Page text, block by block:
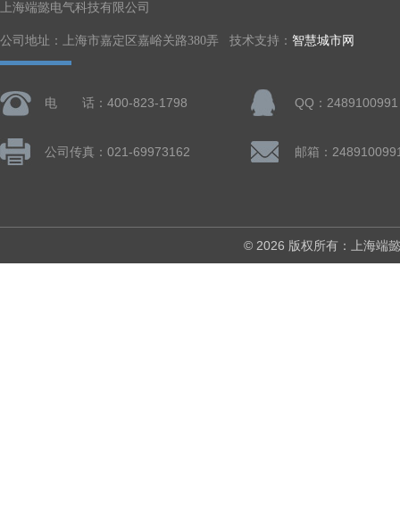
上海端懿电气科技有限公司
公司地址：上海市嘉定区嘉峪关路380弄 技术支持： 智慧城市网
电 话：400-823-1798 QQ：2489100991
公司传真：021-69973162 邮箱：
© 2026 版权所有：上海端